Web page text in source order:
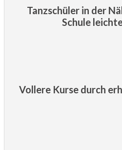
Tanzschüler in der
Schule
Vollere Kurse durch